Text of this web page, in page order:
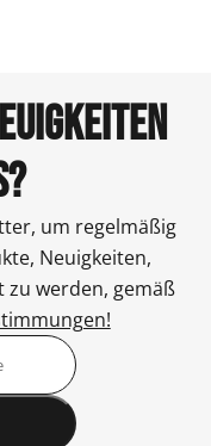
um regelmäßig
Neuigkeiten,
werden, gemäß